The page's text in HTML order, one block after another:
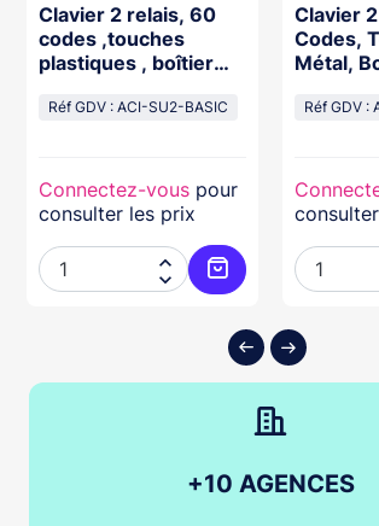
au panier
Clavier 2 relais, 60
codes ,touches
plastiques , boîtier
Réf GDV : ACI-SU2-BASIC
Connectez-vous pour
consulter les prix


Ajouter au panier
Clavier
Codes,
Métal,
Réf GDV :
+10 AGENCES